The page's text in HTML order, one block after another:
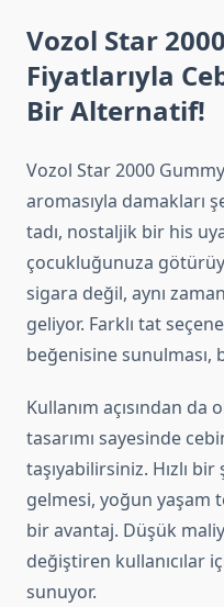
Vozol Star
Fiyatlarıyla
Bir Alternatif!
Vozol Star 2000
aromasıyla damakları
tadı, nostaljik bir his
çocukluğunuza
sigara değil, aynı
geliyor. Farklı tat
beğenisine sunulması,
Kullanım açısından
tasarımı sayesinde
taşıyabilirsiniz. Hızlı
gelmesi, yoğun yaşam
bir avantaj. Düşük
değiştiren kullanıcılar
sunuyor.